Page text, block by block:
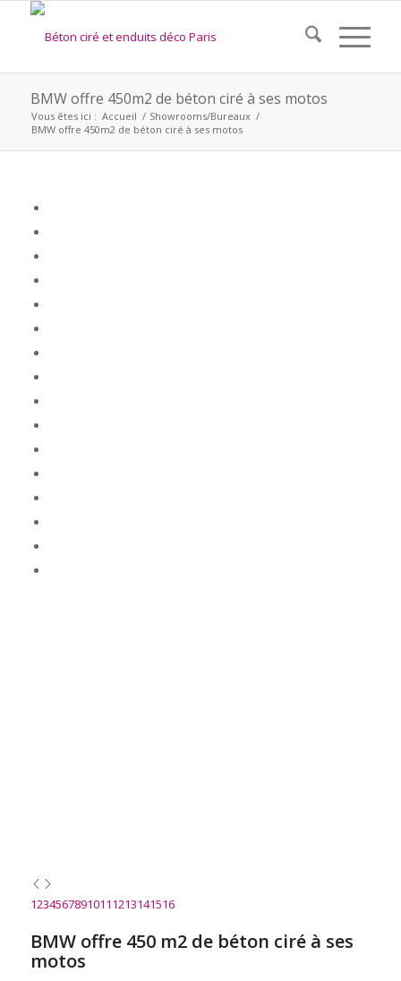
BMW offre 450m2 de béton ciré à ses motos
Vous êtes ici : Accueil / Showrooms/Bureaux /
BMW offre 450m2 de béton ciré à ses motos
12345678910111213141516
BMW offre 450 m2 de béton ciré à ses
motos